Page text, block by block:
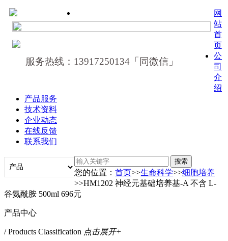
服务热线：13917250134「同微信」
网
站
首
页
公
司
介
绍
产品服务
技术资料
企业动态
在线反馈
联系我们
您的位置：首页>>生命科学>>细胞培养
>>HM1202 神经元基础培养基-A 不含 L-
谷氨酰胺 500ml 696元
产品中心
/ Products Classification 点击展开+